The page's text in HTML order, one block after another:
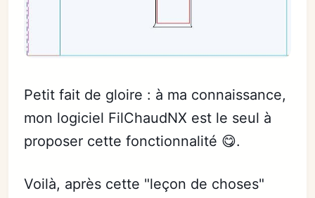
Petit fait de gloire : à ma connaissance,
mon logiciel FilChaudNX est le seul à
proposer cette fonctionnalité 😋.
Voilà, après cette "leçon de choses"